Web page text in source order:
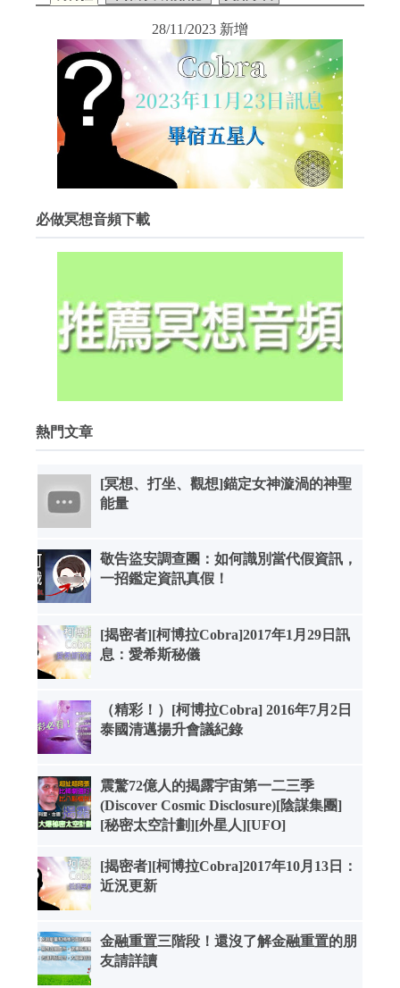
28/11/2023 新增
必做冥想音頻下載
熱門文章
[冥想、打坐、觀想]錨定女神漩渦的神聖
能量
敬告盜安調查團：如何識別當代假資訊，
一招鑑定資訊真假！
[揭密者][柯博拉Cobra]2017年1月29日訊
息：愛希斯秘儀
（精彩！）[柯博拉Cobra] 2016年7月2日
泰國清邁揚升會議紀錄
震驚72億人的揭露宇宙第一二三季
(Discover Cosmic Disclosure)[陰謀集團]
[秘密太空計劃][外星人][UFO]
[揭密者][柯博拉Cobra]2017年10月13日：
近況更新
金融重置三階段！還沒了解金融重置的朋
友請詳讀